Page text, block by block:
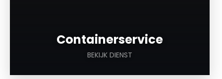
Containerservice
BEKIJK DIENST